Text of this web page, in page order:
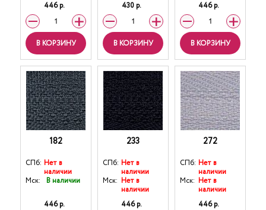
446 р.
В КОРЗИНУ
430 р.
В КОРЗИНУ
446 р.
В КОРЗИНУ
182
СПб: Нет в
наличии
Мск:
В наличии
446 р.
233
СПб: Нет в
наличии
Мск: Нет в
наличии
446 р.
272
СПб: Нет в
наличии
Мск: Нет в
наличии
446 р.